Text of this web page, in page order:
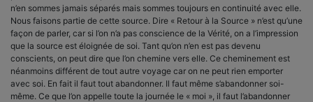
n’en sommes jamais séparés mais sommes toujours en continuité avec elle.
Nous faisons partie de cette source. Dire « Retour à la Source » n’est qu’une
façon de parler, car si l’on n’a pas conscience de la Vérité, on a l’impression
que la source est éloignée de soi. Tant qu’on n’en est pas devenu
conscients, on peut dire que l’on chemine vers elle. Ce cheminement est
néanmoins différent de tout autre voyage car on ne peut rien emporter
avec soi. En fait il faut tout abandonner. Il faut même s’abandonner soi-
même. Ce que l’on appelle toute la journée le « moi », il faut l’abandonner